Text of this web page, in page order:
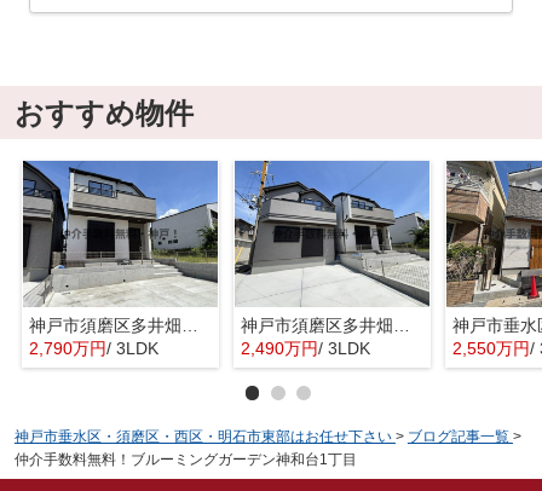
おすすめ物件
2,790万円/ 3LDK
2,490万円/ 3LDK 2,550万円/
神戸市垂水区・須磨区・西区・明石市東部はお任せ下さい > ブログ記事一覧 >
仲介手数料無料！ブルーミングガーデン神和台1丁目